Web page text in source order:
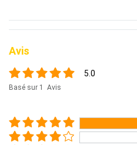
Avis
5.0
Basé sur 1 Avis